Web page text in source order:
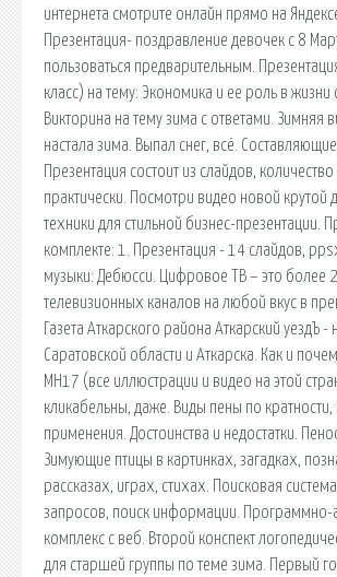
интернета смотрите онлайн прямо на
Презентация- поздравление девочек с 8
пользоваться предварительным.
класс) на тему: Экономика и ее роль в жизни
Викторина на тему зима с ответами. Зимняя
настала зима. Выпал снег, всё.
Презентация состоит из слайдов,
практически. Посмотри видео новой крутой
техники для стильной бизнес-презентации.
комплекте: 1. Презентация - 14 слайдов,
музыки: Дебюсси. Цифровое ТВ – это более
телевизионных каналов на любой вкус в
Газета Аткарского района Аткарский уездЪ -
Саратовской области и Аткарска. Как и
МН17 (все иллюстрации и видео на этой
кликабельны, даже. Виды пены по кратности,
применения. Достоинства и недостатки.
Зимующие птицы в картинках, загадках,
рассказах, играх, стихах. Поисковая
запросов, поиск информации. Программно-
комплекс с веб. Второй конспект
для старшей группы по теме зима. Первый